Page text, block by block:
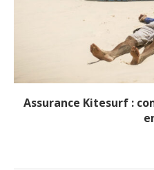
Assurance Kitesurf :